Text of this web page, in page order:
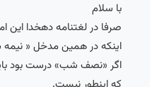
با سلام
صرفا در لغتنامه دهخدا این
اینکه در همین مدخل «
اگر «نصف شب» درست بود